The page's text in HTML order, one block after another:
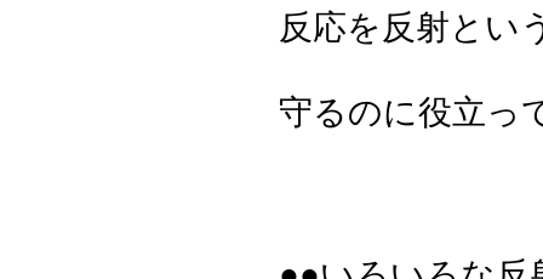
反応を反射とい
守るのに役立っ